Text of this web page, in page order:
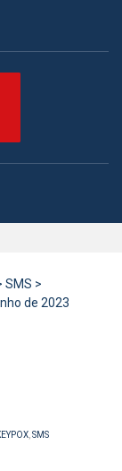
SMS >
de 2023
,SMS